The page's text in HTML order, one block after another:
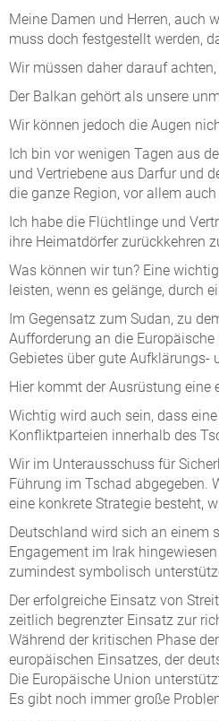
Meine Damen und Herren, auch
muss doch festgestellt werden,
Wir müssen daher darauf
Der Balkan gehört als unsere
Wir können jedoch die Augen
Ich bin vor wenigen Tagen aus
und Vertriebene aus Darfur und
die ganze Region, vor allem
Ich habe die Flüchtlinge und
ihre Heimatdörfer zurückkehren
Was können wir tun? Eine
leisten, wenn es gelänge, durch
Im Gegensatz zum Sudan, zu
Aufforderung an die
Gebietes über gute
Hier kommt der Ausrüstung eine
Wichtig wird auch sein, dass
Konfliktparteien innerhalb des
Wir im Unterausschuss für
Führung im Tschad abgegeben.
eine konkrete Strategie besteht,
Deutschland wird sich an einem
Engagement im Irak
zumindest symbolisch
Der erfolgreiche Einsatz von
zeitlich begrenzter Einsatz zur
Während der kritischen Phase
europäischen Einsatzes, der
Die Europäische Union
Es gibt noch immer große